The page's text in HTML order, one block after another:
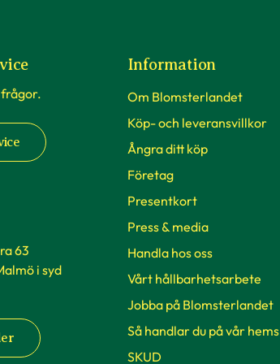
63
i syd
Information
Om Blomsterlandet
Köp- och leveransvillkor
Ångra ditt köp
Företag
Presentkort
Press & media
Handla hos oss
Vårt hållbarhetsarbete
Jobba på Blomsterlandet
Så handlar du på vår
SKUD